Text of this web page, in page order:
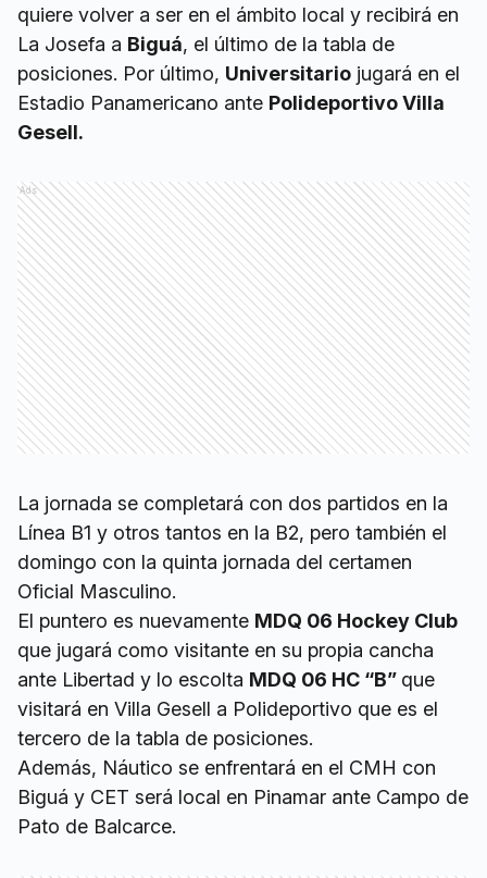
quiere volver a ser en el ámbito local y recibirá en
La Josefa a Biguá, el último de la tabla de
posiciones. Por último, Universitario jugará en el
Estadio Panamericano ante Polideportivo Villa
Gesell.
Ads
La jornada se completará con dos partidos en la
Línea B1 y otros tantos en la B2, pero también el
domingo con la quinta jornada del certamen
Oficial Masculino.
El puntero es nuevamente MDQ 06 Hockey Club
que jugará como visitante en su propia cancha
ante Libertad y lo escolta MDQ 06 HC “B” que
visitará en Villa Gesell a Polideportivo que es el
tercero de la tabla de posiciones.
Además, Náutico se enfrentará en el CMH con
Biguá y CET será local en Pinamar ante Campo de
Pato de Balcarce.